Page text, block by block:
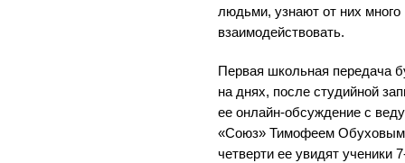
людьми, узнают от них много
взаимодействовать.
Первая школьная передача
на днях, после студийной
ее онлайн-обсуждение с
«Союз» Тимофеем
четверти ее увидят ученики